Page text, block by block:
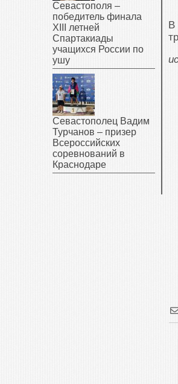
Севастополя –
победитель финала
XIII летней
Спартакиады
учащихся России по
ушу
Севастополец Вадим
Турчанов – призер
Всероссийских
соревнований в
Краснодаре